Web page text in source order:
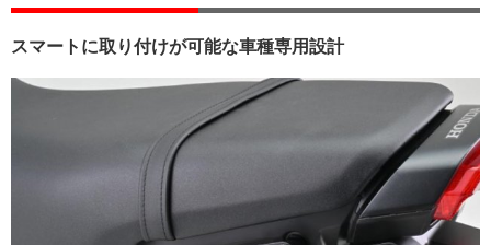
スマートに取り付けが可能な車種専用設計